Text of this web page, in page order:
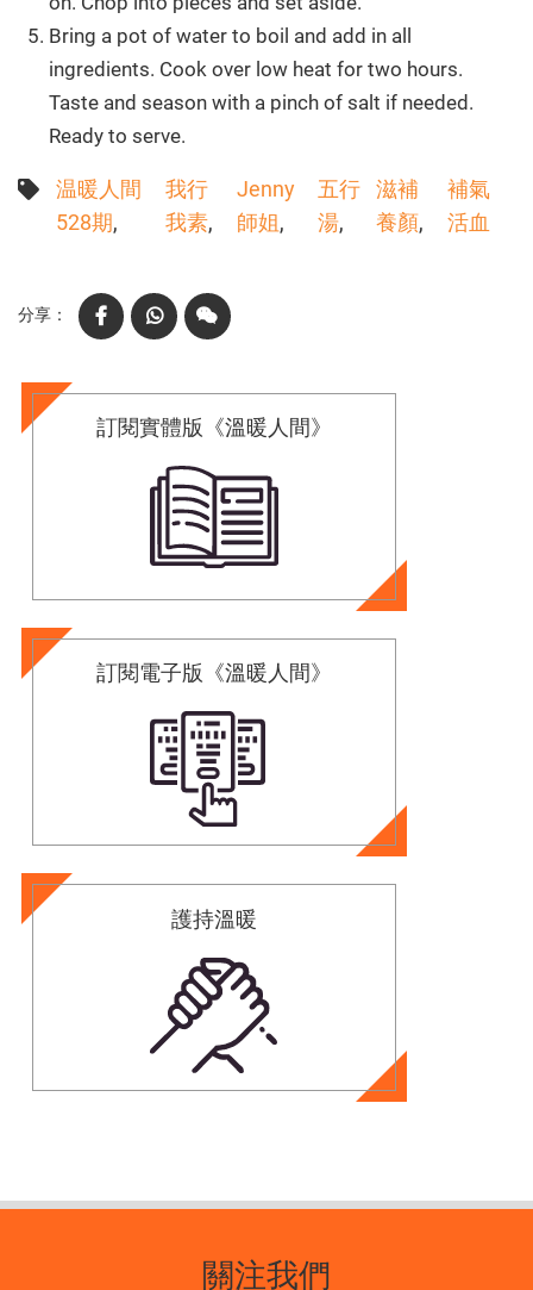
Bring a pot of water to boil and add in all
ingredients. Cook over low heat for two hours.
Taste and season with a pinch of salt if needed.
Ready to serve.
温暖人間
528期
我行
我素
Jenny
師姐
五行
湯
滋補
養顏
補氣
活血
FacebookWhatsAppWeChat
訂閱實體版《溫暖人間》
訂閱電子版《溫暖人間》
護持溫暖
關注我們